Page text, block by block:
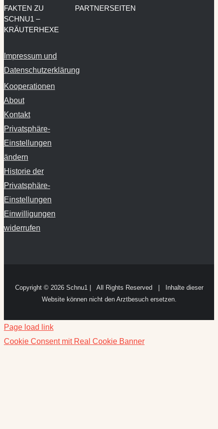
FAKTEN ZU
SCHNU1 –
KRÄUTERHEXE
Impressum und
Datenschutzerklärung
Kooperationen
About
Kontakt
Privatsphäre-
Einstellungen
ändern
Historie der
Privatsphäre-
Einstellungen
Einwilligungen
widerrufen
PARTNERSEITEN
Copyright © 2026 Schnu1 | All Rights Reserved | Inhalte dieser
Website können nicht den Arztbesuch ersetzen.
Page load link
Cookie Consent mit Real Cookie Banner